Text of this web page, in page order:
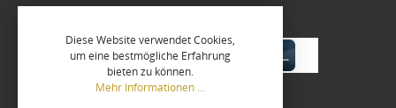
Diese Website verwendet Cookies,
um eine bestmögliche Erfahrung
bieten zu können.
Mehr Informationen ...